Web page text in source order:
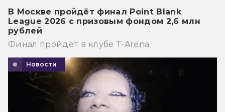
В Москве пройдёт финал Point Blank
League 2026 с призовым фондом 2,6 млн
рублей
Финал пройдёт в клубе T-Arena.
Новости